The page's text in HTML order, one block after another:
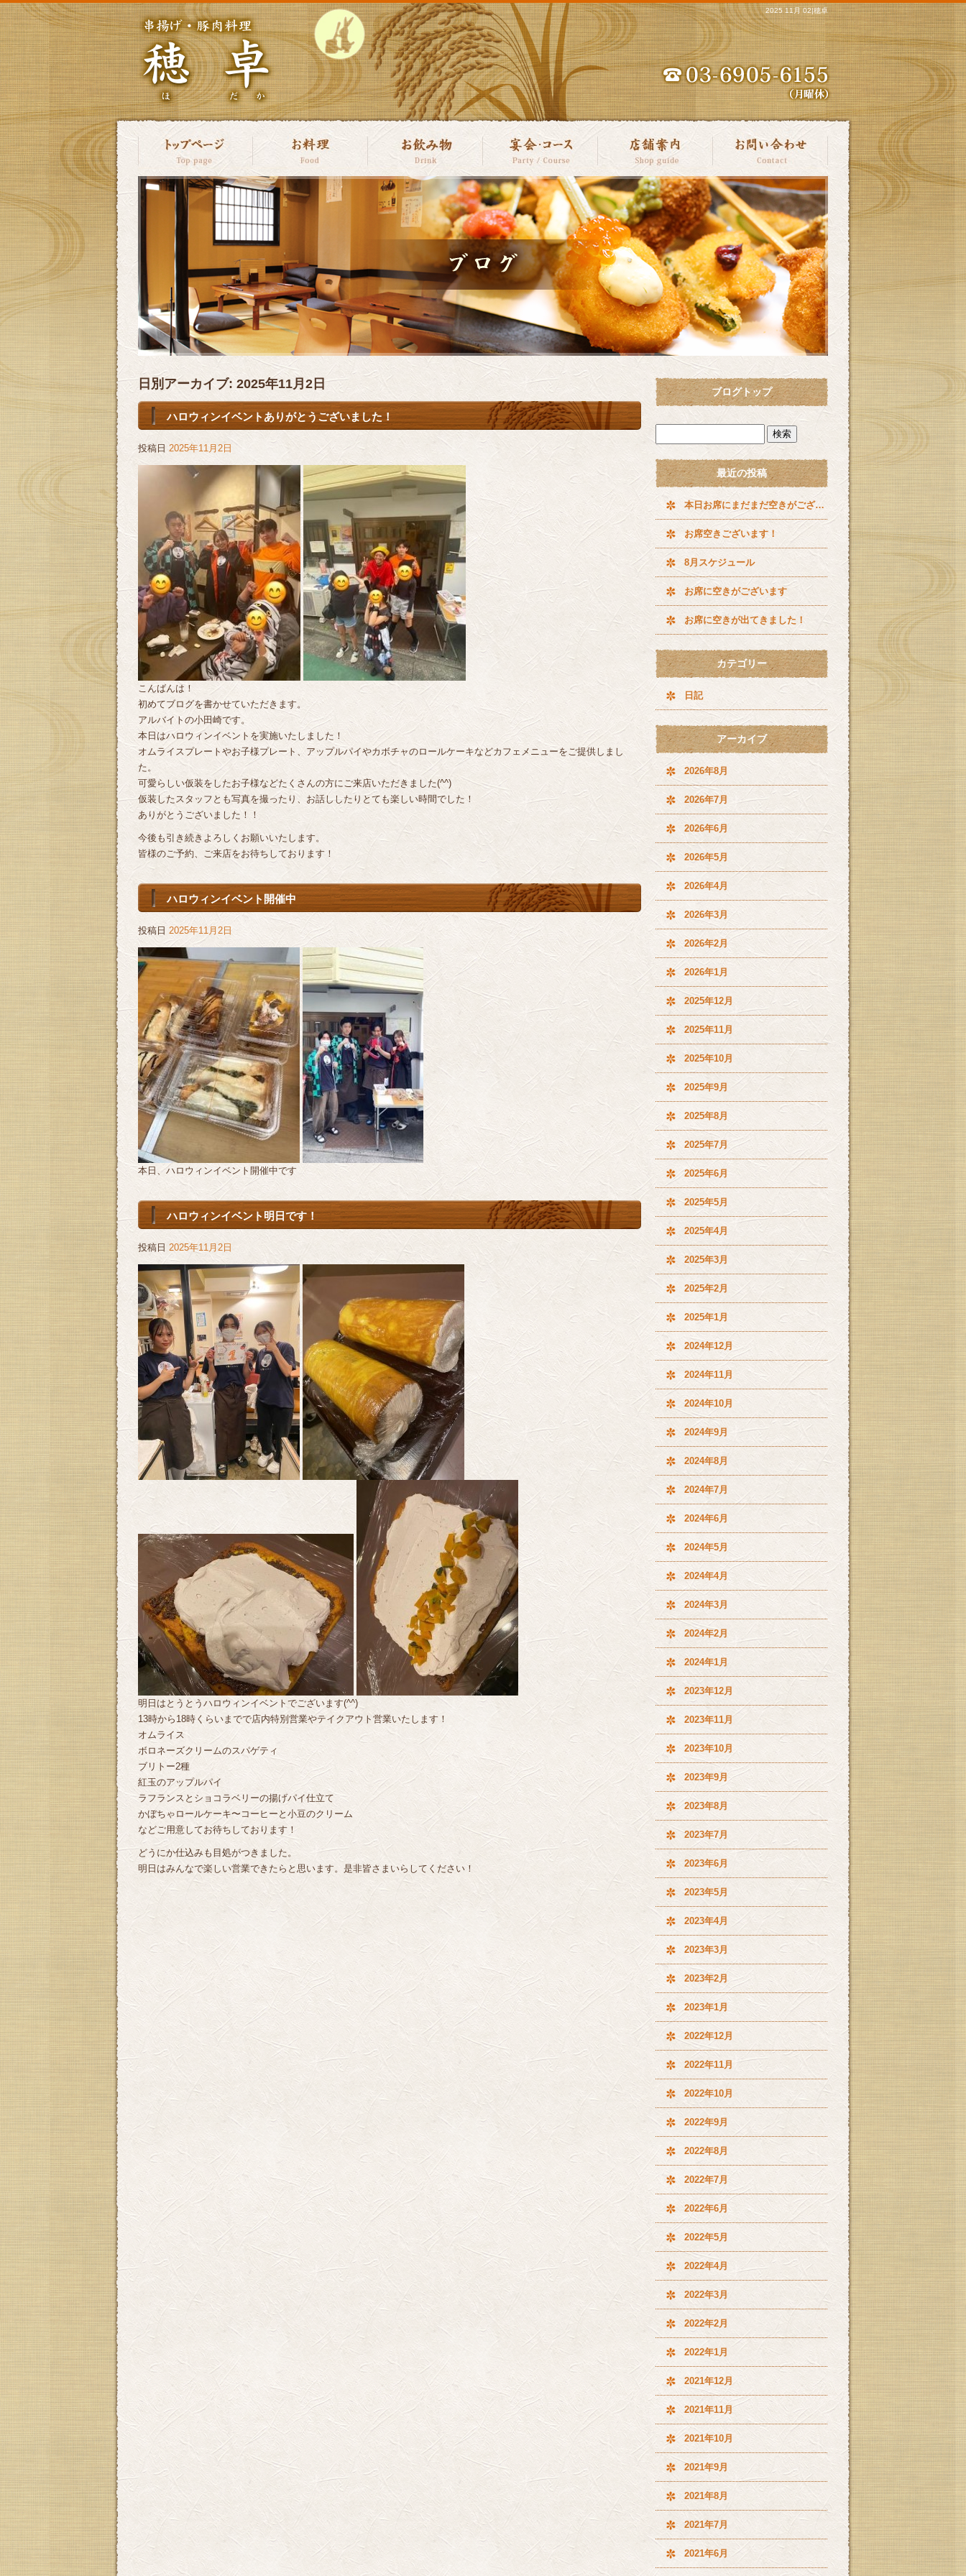
2025 11月 02|穂卓
日別アーカイブ: 2025年11月2日
ハロウィンイベントありがとうございました！
投稿日 2025年11月2日
こんばんは！
初めてブログを書かせていただきます。
アルバイトの小田崎です。
本日はハロウィンイベントを実施いたしました！
オムライスプレートやお子様プレート、アップルパイやカボチャのロールケーキなどカフェメニューをご提供しまし
た。
可愛らしい仮装をしたお子様などたくさんの方にご来店いただきました(^^)
仮装したスタッフとも写真を撮ったり、お話ししたりとても楽しい時間でした！
ありがとうございました！！
今後も引き続きよろしくお願いいたします。
皆様のご予約、ご来店をお待ちしております！
ハロウィンイベント開催中
投稿日 2025年11月2日
本日、ハロウィンイベント開催中です
ハロウィンイベント明日です！
投稿日 2025年11月2日
明日はとうとうハロウィンイベントでございます(^^)
13時から18時くらいまでで店内特別営業やテイクアウト営業いたします！
オムライス
ボロネーズクリームのスパゲティ
ブリトー2種
紅玉のアップルパイ
ラフランスとショコラベリーの揚げパイ仕立て
かぼちゃロールケーキ〜コーヒーと小豆のクリーム
などご用意してお待ちしております！
どうにか仕込みも目処がつきました。
明日はみんなで楽しい営業できたらと思います。是非皆さまいらしてください！
ブログトップ
最近の投稿
本日お席にまだまだ空きがございます^ ^
お席空きございます！
8月スケジュール
お席に空きがございます
お席に空きが出てきました！
カテゴリー
日記
アーカイブ
2026年8月
2026年7月
2026年6月
2026年5月
2026年4月
2026年3月
2026年2月
2026年1月
2025年12月
2025年11月
2025年10月
2025年9月
2025年8月
2025年7月
2025年6月
2025年5月
2025年4月
2025年3月
2025年2月
2025年1月
2024年12月
2024年11月
2024年10月
2024年9月
2024年8月
2024年7月
2024年6月
2024年5月
2024年4月
2024年3月
2024年2月
2024年1月
2023年12月
2023年11月
2023年10月
2023年9月
2023年8月
2023年7月
2023年6月
2023年5月
2023年4月
2023年3月
2023年2月
2023年1月
2022年12月
2022年11月
2022年10月
2022年9月
2022年8月
2022年7月
2022年6月
2022年5月
2022年4月
2022年3月
2022年2月
2022年1月
2021年12月
2021年11月
2021年10月
2021年9月
2021年8月
2021年7月
2021年6月